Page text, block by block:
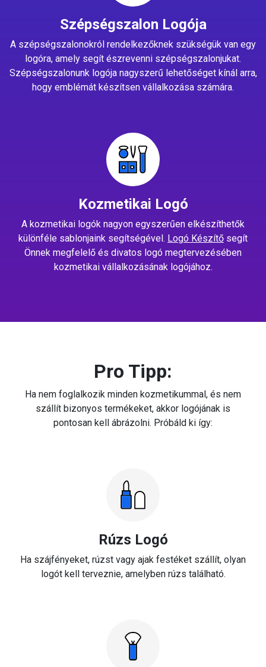
Szépségszalon Logója
A szépségszalonokról rendelkezőknek szükségük van egy
logóra, amely segít észrevenni szépségszalonjukat.
Szépségszalonunk logója nagyszerű lehetőséget kínál arra,
hogy emblémát készítsen vállalkozása számára.
Kozmetikai Logó
A kozmetikai logók nagyon egyszerűen elkészíthetők
különféle sablonjaink segítségével. Logó Készítő segít
Önnek megfelelő és divatos logó megtervezésében
kozmetikai vállalkozásának logójához.
Pro Tipp:
Ha nem foglalkozik minden kozmetikummal, és nem
szállít bizonyos termékeket, akkor logójának is
pontosan kell ábrázolni. Próbáld ki így:
Rúzs Logó
Ha szájfényeket, rúzst vagy ajak festéket szállít, olyan
logót kell terveznie, amelyben rúzs található.